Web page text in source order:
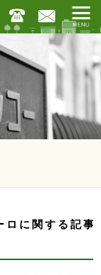
ロに関する記事